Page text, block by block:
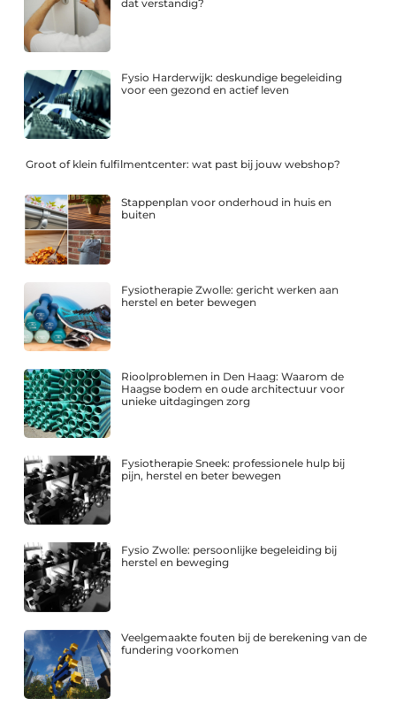
dat verstandig?
Fysio Harderwijk: deskundige begeleiding
voor een gezond en actief leven
Groot of klein fulfilmentcenter: wat past bij jouw webshop?
Stappenplan voor onderhoud in huis en
buiten
Fysiotherapie Zwolle: gericht werken aan
herstel en beter bewegen
Rioolproblemen in Den Haag: Waarom de
Haagse bodem en oude architectuur voor
unieke uitdagingen zorg
Fysiotherapie Sneek: professionele hulp bij
pijn, herstel en beter bewegen
Fysio Zwolle: persoonlijke begeleiding bij
herstel en beweging
Veelgemaakte fouten bij de berekening van de
fundering voorkomen